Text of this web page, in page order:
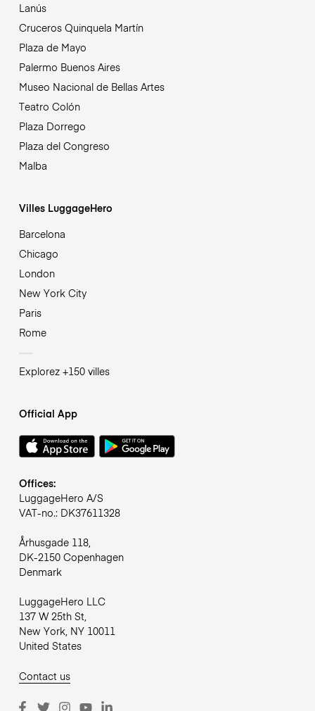
Lanús
Cruceros Quinquela Martín
Plaza de Mayo
Palermo Buenos Aires
Museo Nacional de Bellas Artes
Teatro Colón
Plaza Dorrego
Plaza del Congreso
Malba
Villes LuggageHero
Barcelona
Chicago
London
New York City
Paris
Rome
Explorez +150 villes
Official App
Offices:
LuggageHero A/S
VAT-no.: DK37611328
Århusgade 118,
DK-2150 Copenhagen
Denmark
LuggageHero LLC
137 W 25th St,
New York, NY 10011
United States
Contact us